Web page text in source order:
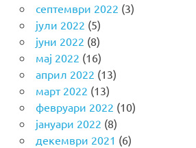
септември 2022 (3)
јули 2022 (5)
јуни 2022 (8)
мај 2022 (16)
април 2022 (13)
март 2022 (13)
февруари 2022 (10)
јануари 2022 (8)
декември 2021 (6)